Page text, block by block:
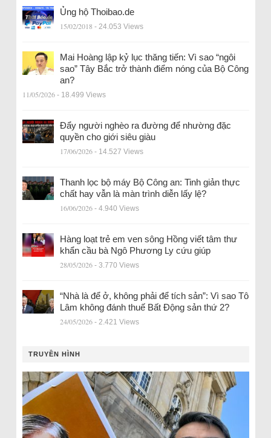
Ủng hộ Thoibao.de
15/02/2018 - 24.053 Views
Mai Hoàng lập kỷ lục thăng tiến: Vì sao “ngôi
sao” Tây Bắc trở thành điểm nóng của Bộ Công
an?
11/05/2026 - 18.499 Views
Đẩy người nghèo ra đường để nhường đặc
quyền cho giới siêu giàu
17/06/2026 - 14.527 Views
Thanh lọc bộ máy Bộ Công an: Tinh giản thực
chất hay vẫn là màn trình diễn lấy lệ?
16/06/2026 - 4.940 Views
Hàng loạt trẻ em ven sông Hồng viết tâm thư
khẩn cầu bà Ngô Phương Ly cứu giúp
28/05/2026 - 3.770 Views
“Nhà là để ở, không phải để tích sản”: Vì sao Tô
Lâm không đánh thuế Bất Động sản thứ 2?
24/05/2026 - 2.421 Views
TRUYỀN HÌNH